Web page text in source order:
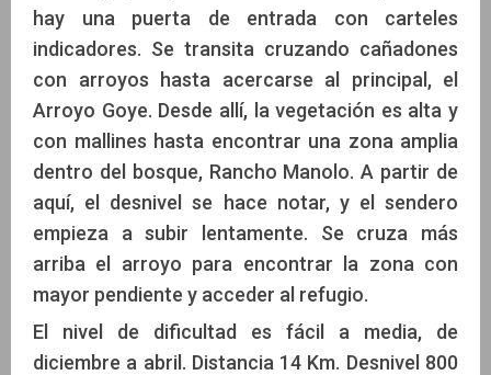
hay una puerta de entrada con carteles
indicadores. Se transita cruzando cañadones
con arroyos hasta acercarse al principal, el
Arroyo Goye. Desde allí, la vegetación es alta y
con mallines hasta encontrar una zona amplia
dentro del bosque, Rancho Manolo. A partir de
aquí, el desnivel se hace notar, y el sendero
empieza a subir lentamente. Se cruza más
arriba el arroyo para encontrar la zona con
mayor pendiente y acceder al refugio.
El nivel de dificultad es fácil a media, de
diciembre a abril. Distancia 14 Km. Desnivel 800